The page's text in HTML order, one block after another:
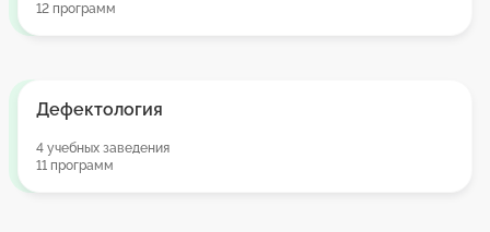
12 программ
Дефектология
4 учебных заведения
11 программ